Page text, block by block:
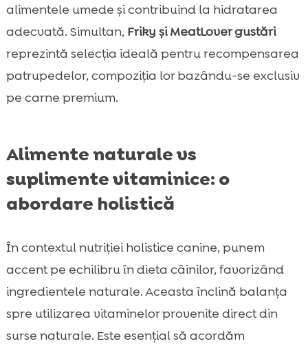
alimentele umede și contribuind la hidratarea
adecvată. Simultan, Friky și MeatLover gustări
reprezintă selecția ideală pentru recompensarea
patrupedelor, compoziția lor bazându-se exclusiv
pe carne premium.
Alimente naturale vs
suplimente vitaminice: o
abordare holistică
În contextul nutriției holistice canine, punem
accent pe echilibru în dieta câinilor, favorizând
ingredientele naturale. Aceasta înclină balanța
spre utilizarea vitaminelor provenite direct din
surse naturale. Este esențial să acordăm